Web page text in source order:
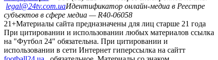
legal@24tv.com.uaИдентификатор онлайн-медиа в Реестре
субъектов в сфере медиа — R40-06058
21+Материалы сайта предназначены для лиц старше 21 года
При цитировании и использовании любых материалов ссылка
на "Футбол 24" обязательна. При цитировании и
использовании в сети Интернет гиперссылка на сайтт